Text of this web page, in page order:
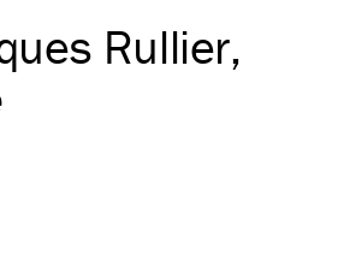
Rullier,